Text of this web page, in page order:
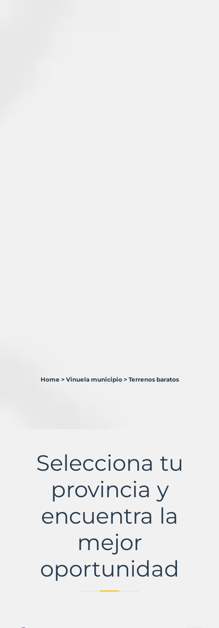
Murbalands
Home > Vinuela municipio > Terrenos baratos
Selecciona tu
provincia y
encuentra la
mejor
oportunidad